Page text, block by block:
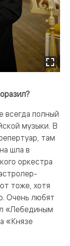
всегда полный
музыки. В
там
шла в
оркестра
тоже, хотя
Очень любят
«Лебединым
«Князе